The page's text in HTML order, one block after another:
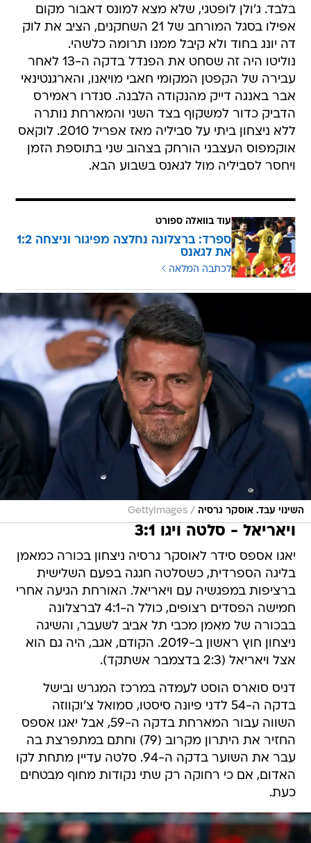
בלבד. ג'ולן לופטגי, שלא מצא למונס דאבור מקום
אפילו בסגל המורחב של 21 השחקנים, הציב את לוק
דה יונג בחוד ולא קיבל ממנו תרומה כלשהי.
נוליטו היה זה שסחט את הפנדל בדקה ה-13 לאחר
עבירה של הקפטן המקומי חאבי מויאנו, והארגנטינאי
אבר באנגה דייק מהנקודה הלבנה. סנדרו ראמירס
הדביק כדור למשקוף בצד השני והמארחת נותרה
ללא ניצחון ביתי על סביליה מאז אפריל 2010. לוקאס
אוקמפוס העצבני הורחק בצהוב שני בתוספת הזמן
ויחסר לסביליה מול לגאנס בשבוע הבא.
עוד בוואלה ספורט
ספרד: ברצלונה נחלצה מפיגור וניצחה 1:2
את לגאנס
לכתבה המלאה
השינוי עבד. אוסקר גרסיה /
GettyImages
ויאריאל - סלטה ויגו 3:1
יאגו אספס סידר לאוסקר גרסיה ניצחון בכורה כמאמן
בליגה הספרדית, כשסלטה חגגה בפעם השלישית
ברציפות במפגשיה עם ויאריאל. האורחת הגיעה אחרי
חמישה הפסדים רצופים, כולל ה-4:1 לברצלונה
בבכורה של מאמן מכבי תל אביב לשעבר, והשיגה
ניצחון חוץ ראשון ב-2019. הקודם, אגב, היה גם הוא
אצל ויאריאל (2:3 בדצמבר אשתקד).
דניס סוארס הוסט לעמדה במרכז המגרש ובישל
בדקה ה-54 לדני פיונה סיסטו, סמואל צ'וקווזה
השווה עבור המארחת בדקה ה-59, אבל יאגו אספס
החזיר את היתרון מקרוב (79) וחתם במתפרצת בה
עבר את השוער בדקה ה-94. סלטה עדיין מתחת לקו
האדום, אם כי רחוקה רק שתי נקודות מחוף מבטחים
כעת.